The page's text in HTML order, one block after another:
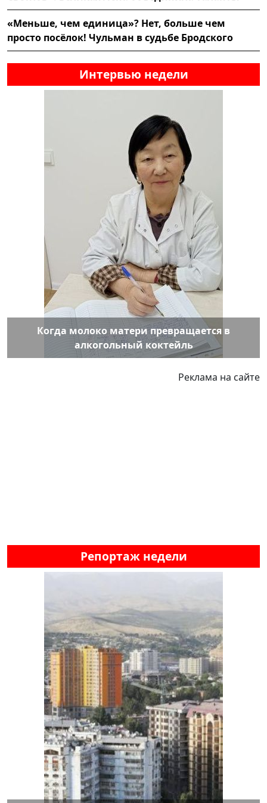
«Меньше, чем единица»? Нет, больше чем
просто посёлок! Чульман в судьбе Бродского
Интервью недели
Когда молоко матери превращается в
алкогольный коктейль
Реклама на сайте
Репортаж недели